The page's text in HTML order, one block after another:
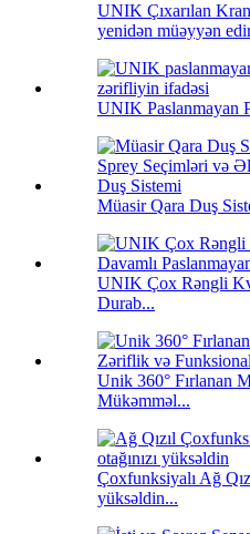
UNIK Çıxarılan
yenidən müəyyən
UNIK Paslanmayan
Müasir Qara Duş
UNIK Çox Rəngli
Durab...
Unik 360° Fırlanan
Mükəmməl...
Çoxfunksiyalı Ağ
yüksəldin...